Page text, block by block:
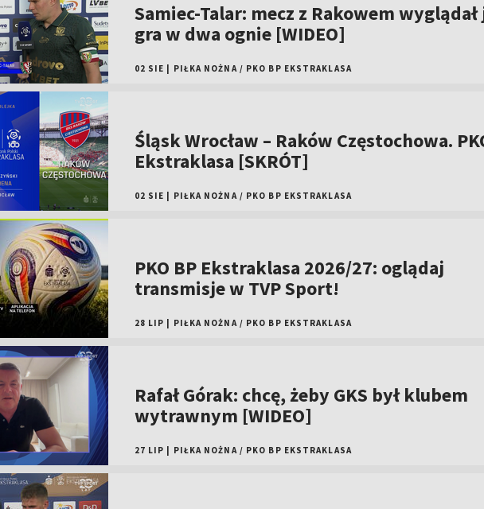
Samiec-Talar: mecz z Rakowem
gra w dwa ognie [WIDEO]
02 SIE PIŁKA NOŻNA / PKO BP EKSTRAKLASA
Śląsk Wrocław – Raków Częstochowa.
Ekstraklasa [SKRÓT]
02 SIE PIŁKA NOŻNA / PKO BP EKSTRAKLASA
PKO BP Ekstraklasa 2026/27: oglądaj
transmisje w TVP Sport!
28 LIP PIŁKA NOŻNA / PKO BP EKSTRAKLASA
Rafał Górak: chcę, żeby GKS był klubem
wytrawnym [WIDEO]
27 LIP PIŁKA NOŻNA / PKO BP EKSTRAKLASA